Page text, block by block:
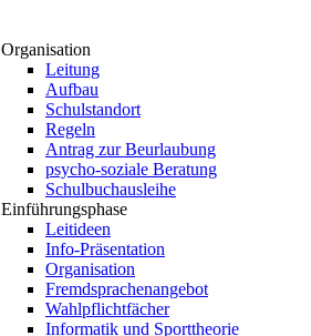
Organisation
Leitung
Aufbau
Schulstandort
Regeln
Antrag zur Beurlaubung
psycho-soziale Beratung
Schulbuchausleihe
Einführungsphase
Leitideen
Info-Präsentation
Organisation
Fremdsprachenangebot
Wahlpflichtfächer
Informatik und Sporttheorie